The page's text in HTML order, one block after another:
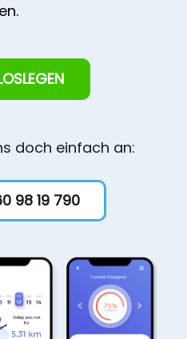
doch einfach an:
98 19 790